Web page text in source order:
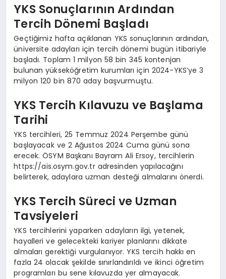
YKS Sonuçlarının Ardından
Tercih Dönemi Başladı
Geçtiğimiz hafta açıklanan YKS sonuçlarının ardından,
üniversite adayları için tercih dönemi bugün itibariyle
başladı. Toplam 1 milyon 58 bin 345 kontenjan
bulunan yükseköğretim kurumları için 2024-YKS’ye 3
milyon 120 bin 870 aday başvurmuştu.
YKS Tercih Kılavuzu ve Başlama
Tarihi
YKS tercihleri, 25 Temmuz 2024 Perşembe günü
başlayacak ve 2 Ağustos 2024 Cuma günü sona
erecek. ÖSYM Başkanı Bayram Ali Ersoy, tercihlerin
https://ais.osym.gov.tr adresinden yapılacağını
belirterek, adaylara uzman desteği almalarını önerdi.
YKS Tercih Süreci ve Uzman
Tavsiyeleri
YKS tercihlerini yaparken adayların ilgi, yetenek,
hayalleri ve gelecekteki kariyer planlarını dikkate
almaları gerektiği vurgulanıyor. YKS tercih hakkı en
fazla 24 olacak şekilde sınırlandırıldı ve ikinci öğretim
programları bu sene kılavuzda yer almayacak.